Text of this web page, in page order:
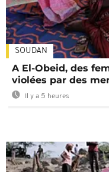
SOUDAN
A El-Obeid, des
violées par des
Il y a 5 heures